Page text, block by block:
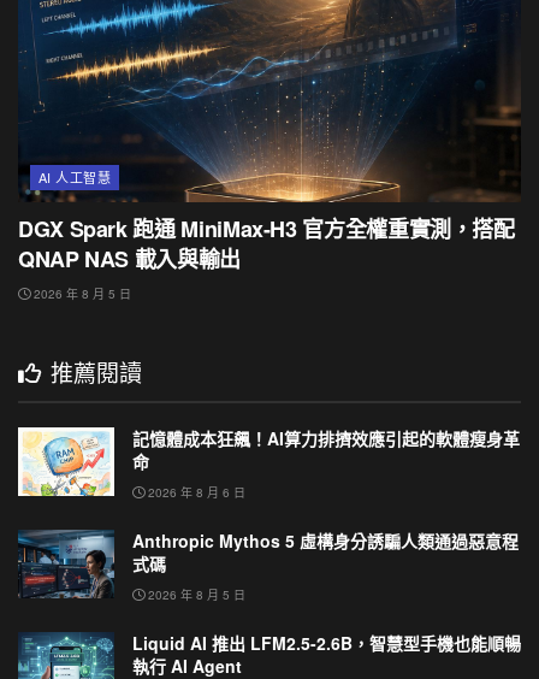
AI 人工智慧
DGX Spark 跑通 MiniMax-H3 官方全權重實測，搭配
QNAP NAS 載入與輸出
2026 年 8 月 5 日
推薦閱讀
記憶體成本狂飆！AI算力排擠效應引起的軟體瘦身革
命
2026 年 8 月 6 日
Anthropic Mythos 5 虛構身分誘騙人類通過惡意程
式碼
2026 年 8 月 5 日
Liquid AI 推出 LFM2.5-2.6B，智慧型手機也能順暢
執行 AI Agent